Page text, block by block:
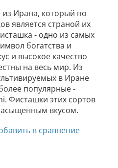
в сравнение
Ирана, который по
является страной их
- одно из самых
богатства и
и высокое качество
на весь мир. Из
в Иране
популярные -
Фисташки этих сортов
вкусом.